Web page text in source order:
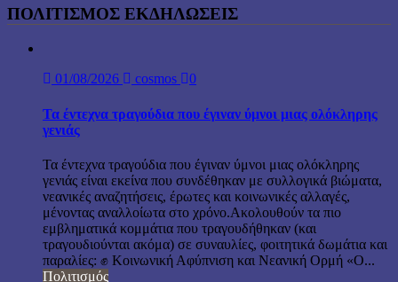
ΠΟΛΙΤΙΣΜΟΣ ΕΚΔΗΛΩΣΕΙΣ
01/08/2026 cosmos 0
Τα έντεχνα τραγούδια που έγιναν ύμνοι μιας ολόκληρης
γενιάς
Τα έντεχνα τραγούδια που έγιναν ύμνοι μιας ολόκληρης
γενιάς είναι εκείνα που συνδέθηκαν με συλλογικά βιώματα,
νεανικές αναζητήσεις, έρωτες και κοινωνικές αλλαγές,
μένοντας αναλλοίωτα στο χρόνο.Ακολουθούν τα πιο
εμβληματικά κομμάτια που τραγουδήθηκαν (και
τραγουδιούνται ακόμα) σε συναυλίες, φοιτητικά δωμάτια και
παραλίες: ✊ Κοινωνική Αφύπνιση και Νεανική Ορμή «Ο...
Πολιτισμός